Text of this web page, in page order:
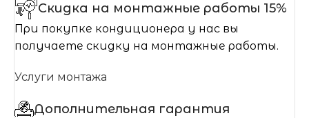
Скидка на монтажные работы 15%
При покупке кондиционера у нас вы
получаете скидку на монтажные работы.
Услуги монтажа
Дополнительная гарантия